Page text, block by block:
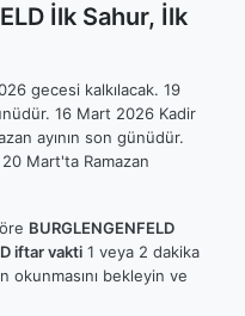
İlk Sahur, İlk
gecesi kalkılacak. 19
16 Mart 2026 Kadir
ayının son günüdür.
Mart'ta Ramazan
BURGLENGENFELD
iftar vakti 1 veya 2 dakika
okunmasını bekleyin ve